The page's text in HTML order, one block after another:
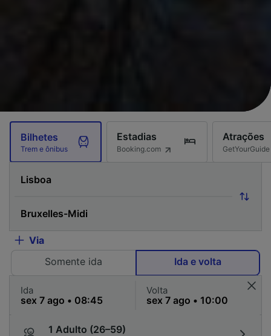
Bilhetes
Trem e ônibus
Estadias
Booking.com
Atrações
GetYourGuide
Via
Somente ida
Ida e volta
Ida Volta
1 Adulto (26–59)